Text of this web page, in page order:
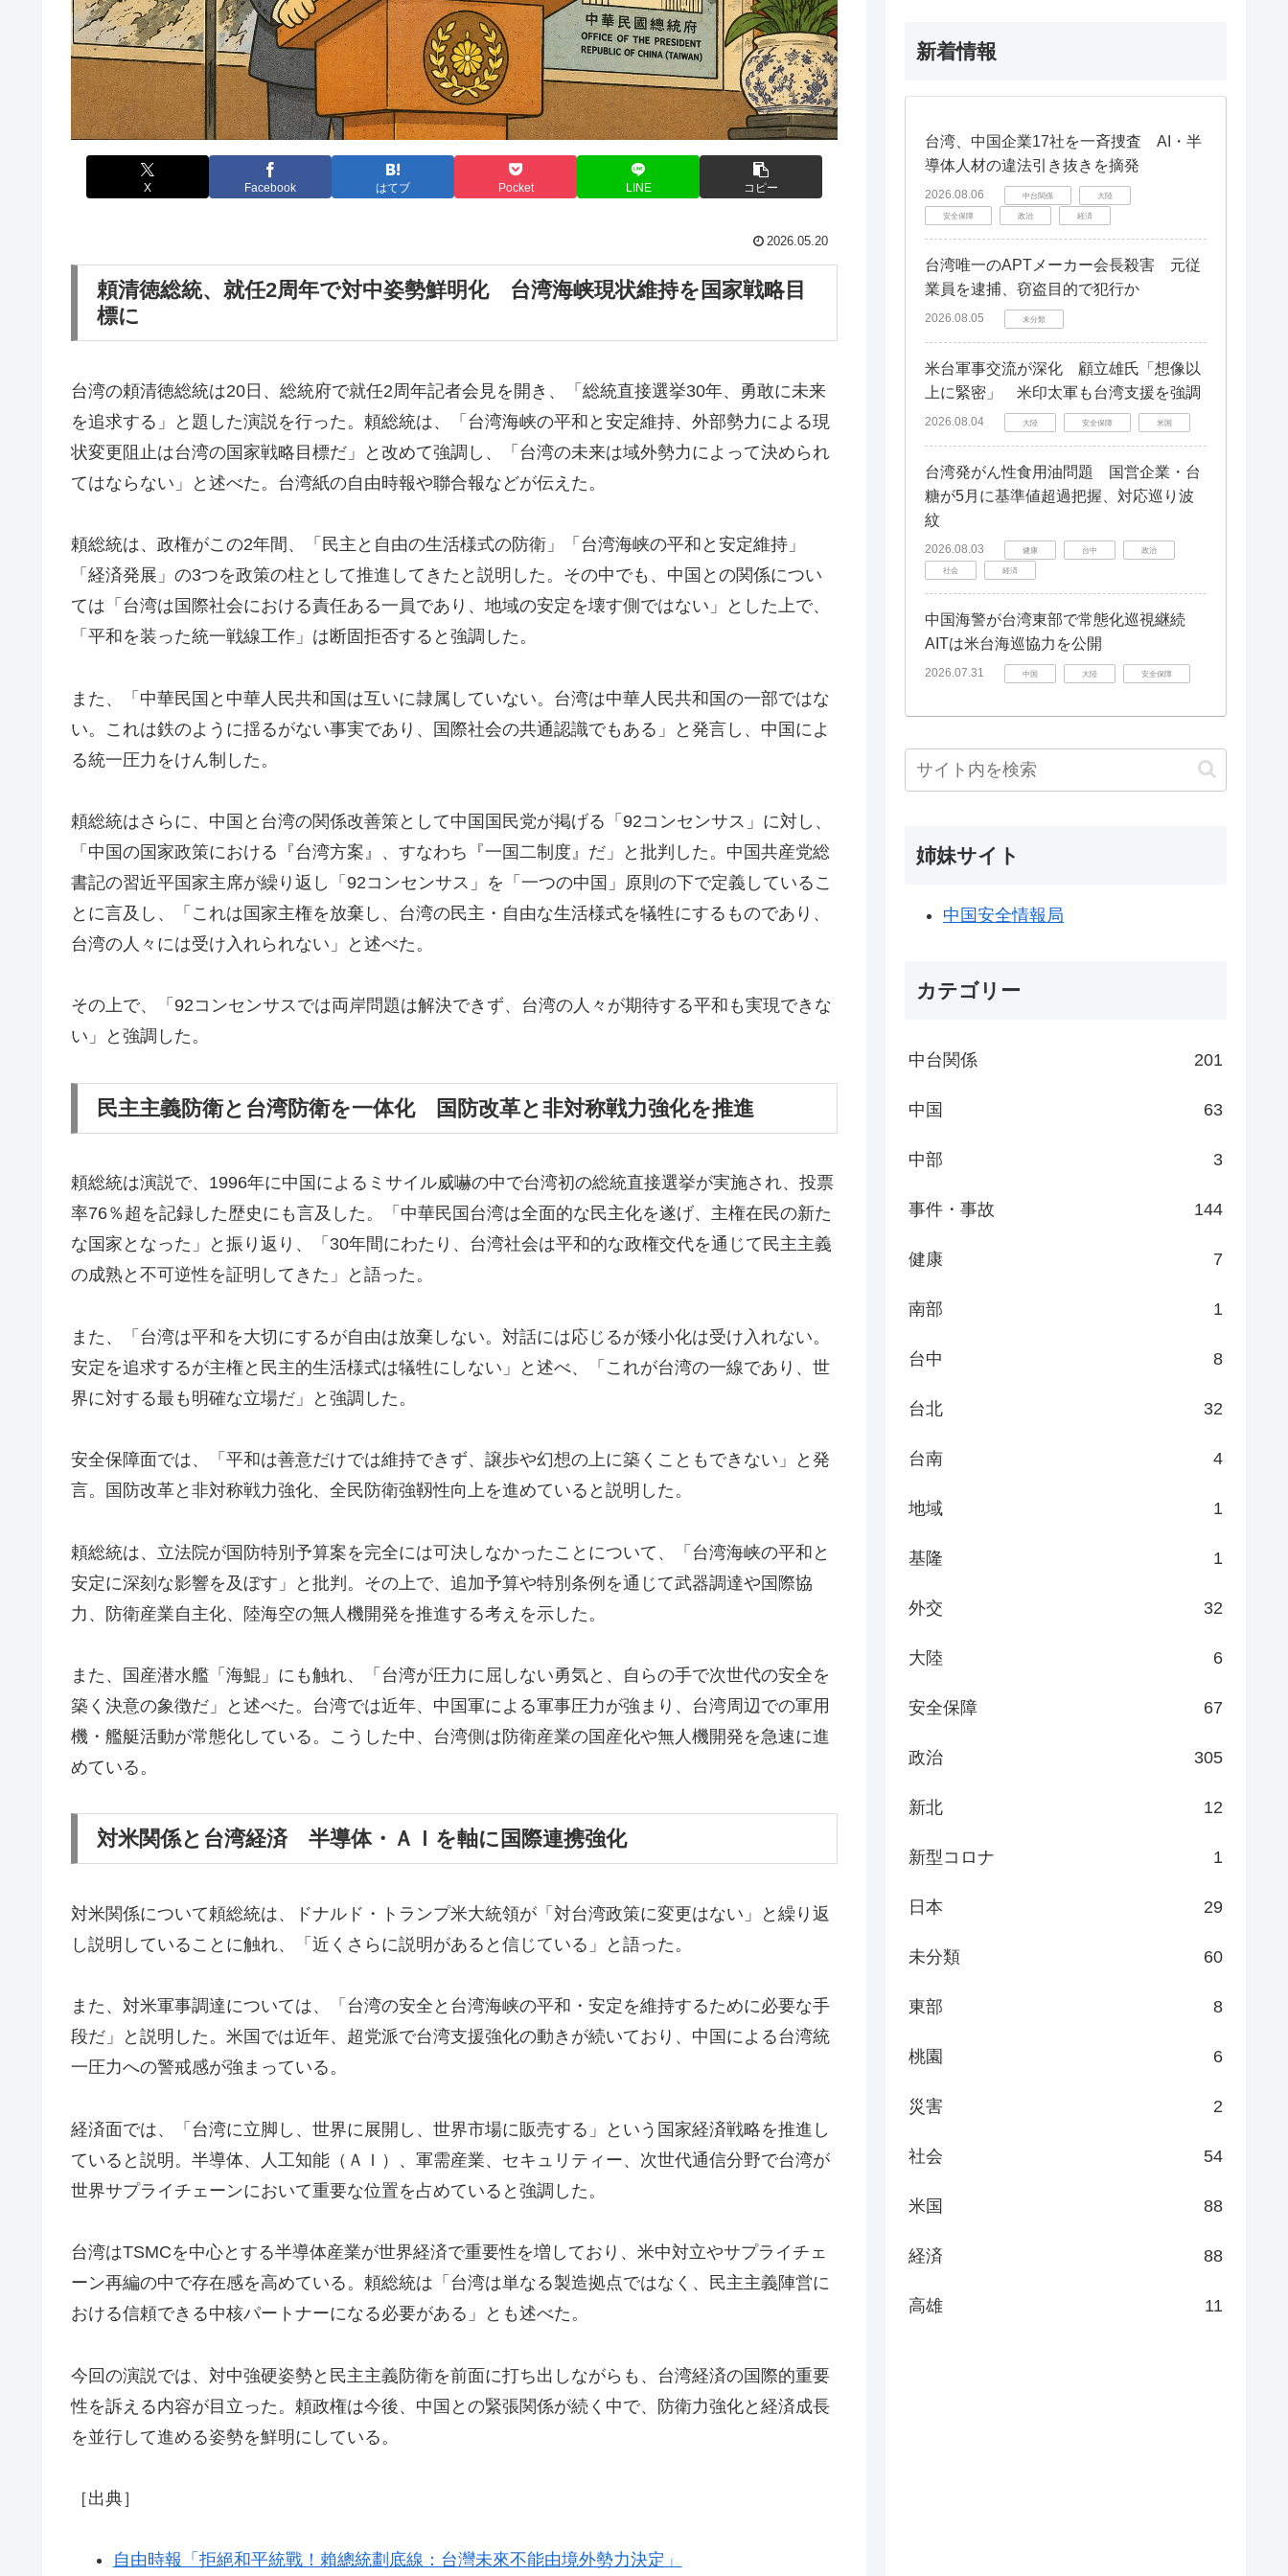
X Facebook はてブ Pocket LINE コピー
2026.05.20
頼清徳総統、就任2周年で対中姿勢鮮明化 台湾海峡現状維持を国家戦略目
標に
台湾の頼清徳総統は20日、総統府で就任2周年記者会見を開き、「総統直接選挙30年、勇敢に未来
を追求する」と題した演説を行った。頼総統は、「台湾海峡の平和と安定維持、外部勢力による現
状変更阻止は台湾の国家戦略目標だ」と改めて強調し、「台湾の未来は域外勢力によって決められ
てはならない」と述べた。台湾紙の自由時報や聯合報などが伝えた。
頼総統は、政権がこの2年間、「民主と自由の生活様式の防衛」「台湾海峡の平和と安定維持」
「経済発展」の3つを政策の柱として推進してきたと説明した。その中でも、中国との関係につい
ては「台湾は国際社会における責任ある一員であり、地域の安定を壊す側ではない」とした上で、
「平和を装った統一戦線工作」は断固拒否すると強調した。
また、「中華民国と中華人民共和国は互いに隷属していない。台湾は中華人民共和国の一部ではな
い。これは鉄のように揺るがない事実であり、国際社会の共通認識でもある」と発言し、中国によ
る統一圧力をけん制した。
頼総統はさらに、中国と台湾の関係改善策として中国国民党が掲げる「92コンセンサス」に対し、
「中国の国家政策における『台湾方案』、すなわち『一国二制度』だ」と批判した。中国共産党総
書記の習近平国家主席が繰り返し「92コンセンサス」を「一つの中国」原則の下で定義しているこ
とに言及し、「これは国家主権を放棄し、台湾の民主・自由な生活様式を犠牲にするものであり、
台湾の人々には受け入れられない」と述べた。
その上で、「92コンセンサスでは両岸問題は解決できず、台湾の人々が期待する平和も実現できな
い」と強調した。
民主主義防衛と台湾防衛を一体化 国防改革と非対称戦力強化を推進
頼総統は演説で、1996年に中国によるミサイル威嚇の中で台湾初の総統直接選挙が実施され、投票
率76％超を記録した歴史にも言及した。「中華民国台湾は全面的な民主化を遂げ、主権在民の新た
な国家となった」と振り返り、「30年間にわたり、台湾社会は平和的な政権交代を通じて民主主義
の成熟と不可逆性を証明してきた」と語った。
また、「台湾は平和を大切にするが自由は放棄しない。対話には応じるが矮小化は受け入れない。
安定を追求するが主権と民主的生活様式は犠牲にしない」と述べ、「これが台湾の一線であり、世
界に対する最も明確な立場だ」と強調した。
安全保障面では、「平和は善意だけでは維持できず、譲歩や幻想の上に築くこともできない」と発
言。国防改革と非対称戦力強化、全民防衛強靱性向上を進めていると説明した。
頼総統は、立法院が国防特別予算案を完全には可決しなかったことについて、「台湾海峡の平和と
安定に深刻な影響を及ぼす」と批判。その上で、追加予算や特別条例を通じて武器調達や国際協
力、防衛産業自主化、陸海空の無人機開発を推進する考えを示した。
また、国産潜水艦「海鯤」にも触れ、「台湾が圧力に屈しない勇気と、自らの手で次世代の安全を
築く決意の象徴だ」と述べた。台湾では近年、中国軍による軍事圧力が強まり、台湾周辺での軍用
機・艦艇活動が常態化している。こうした中、台湾側は防衛産業の国産化や無人機開発を急速に進
めている。
対米関係と台湾経済 半導体・ＡＩを軸に国際連携強化
対米関係について頼総統は、ドナルド・トランプ米大統領が「対台湾政策に変更はない」と繰り返
し説明していることに触れ、「近くさらに説明があると信じている」と語った。
また、対米軍事調達については、「台湾の安全と台湾海峡の平和・安定を維持するために必要な手
段だ」と説明した。米国では近年、超党派で台湾支援強化の動きが続いており、中国による台湾統
一圧力への警戒感が強まっている。
経済面では、「台湾に立脚し、世界に展開し、世界市場に販売する」という国家経済戦略を推進し
ていると説明。半導体、人工知能（ＡＩ）、軍需産業、セキュリティー、次世代通信分野で台湾が
世界サプライチェーンにおいて重要な位置を占めていると強調した。
台湾はTSMCを中心とする半導体産業が世界経済で重要性を増しており、米中対立やサプライチェ
ーン再編の中で存在感を高めている。頼総統は「台湾は単なる製造拠点ではなく、民主主義陣営に
おける信頼できる中核パートナーになる必要がある」とも述べた。
今回の演説では、対中強硬姿勢と民主主義防衛を前面に打ち出しながらも、台湾経済の国際的重要
性を訴える内容が目立った。頼政権は今後、中国との緊張関係が続く中で、防衛力強化と経済成長
を並行して進める姿勢を鮮明にしている。
［出典］
自由時報「拒絕和平統戰！賴總統劃底線：台灣未來不能由境外勢力決定」
新着情報
台湾、中国企業17社を一斉捜査 AI・半
導体人材の違法引き抜きを摘発
2026.08.06 中台関係 大陸
安全保障 政治 経済
台湾唯一のAPTメーカー会長殺害 元従
業員を逮捕、窃盗目的で犯行か
2026.08.05 未分類
米台軍事交流が深化 顧立雄氏「想像以
上に緊密」 米印太軍も台湾支援を強調
2026.08.04 大陸 安全保障 米国
台湾発がん性食用油問題 国営企業・台
糖が5月に基準値超過把握、対応巡り波
紋
2026.08.03 健康 台中 政治
社会 経済
中国海警が台湾東部で常態化巡視継続
AITは米台海巡協力を公開
2026.07.31 中国 大陸 安全保障
姉妹サイト
中国安全情報局
カテゴリー
中台関係 201
中国 63
中部 3
事件・事故 144
健康 7
南部 1
台中 8
台北 32
台南 4
地域 1
基隆 1
外交 32
大陸 6
安全保障 67
政治 305
新北 12
新型コロナ 1
日本 29
未分類 60
東部 8
桃園 6
災害 2
社会 54
米国 88
経済 88
高雄 11